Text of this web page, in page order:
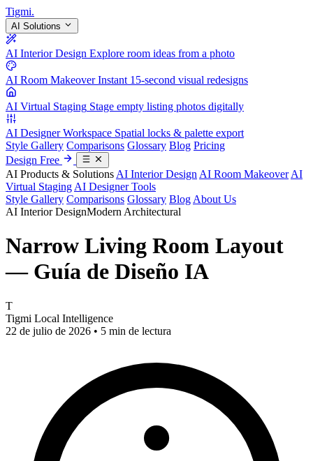
Tigmi.
AI Solutions
AI Interior Design Explore room ideas from a photo
AI Room Makeover Instant 15-second visual redesigns
AI Virtual Staging Stage empty listing photos digitally
AI Designer Workspace Spatial locks & palette export
Style Gallery Comparisons Glossary Blog Pricing
Design Free
AI Products & Solutions AI Interior Design AI Room Makeover AI
Virtual Staging AI Designer Tools
Style Gallery Comparisons Glossary Blog About Us
AI Interior DesignModern Architectural
Narrow Living Room Layout
— Guía de Diseño IA
T
Tigmi Local Intelligence
22 de julio de 2026 • 5 min de lectura